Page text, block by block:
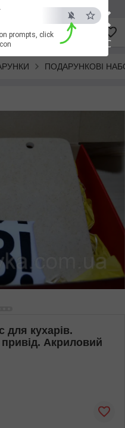
×
ESC
prompts, click
ПОДАРУНКОВІ
для кухарів.
Акриловий